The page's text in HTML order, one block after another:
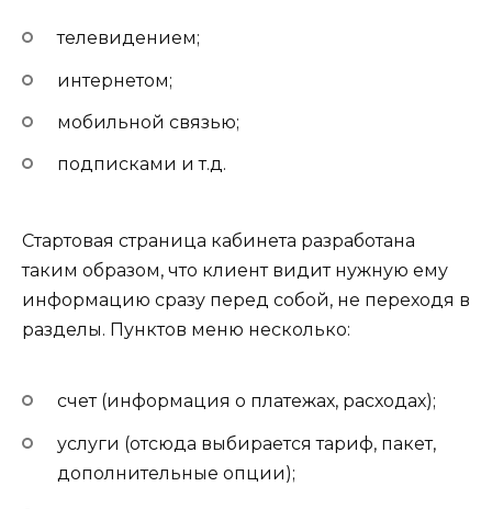
телевидением;
интернетом;
мобильной связью;
подписками и т.д.
Стартовая страница кабинета разработана
таким образом, что клиент видит нужную ему
информацию сразу перед собой, не переходя в
разделы. Пунктов меню несколько:
счет (информация о платежах, расходах);
услуги (отсюда выбирается тариф, пакет,
дополнительные опции);